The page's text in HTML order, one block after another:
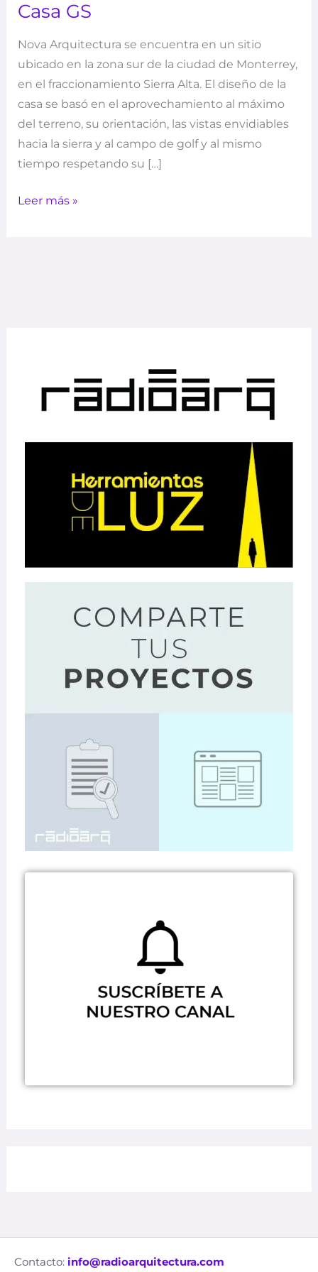
Casa GS
Nova Arquitectura se encuentra en un sitio
ubicado en la zona sur de la ciudad de Monterrey,
en el fraccionamiento Sierra Alta. El diseño de la
casa se basó en el aprovechamiento al máximo
del terreno, su orientación, las vistas envidiables
hacia la sierra y al campo de golf y al mismo
tiempo respetando su […]
Leer más »
Contacto: info@radioarquitectura.com